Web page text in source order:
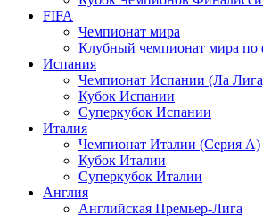
FIFA
Чемпионат мира
Клубный чемпионат мира по
Испания
Чемпионат Испании (Ла
Кубок Испании
Суперкубок Испании
Италия
Чемпионат Италии (Серия А)
Кубок Италии
Суперкубок Италии
Англия
Английская Премьер-Лига